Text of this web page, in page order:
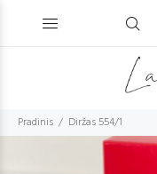
Pradinis Diržas 554/1